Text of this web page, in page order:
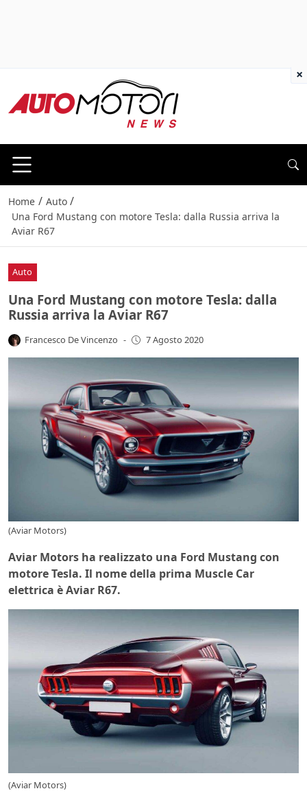
Home / Auto /
Una Ford Mustang con motore Tesla: dalla Russia arriva la
Aviar R67
Auto
Una Ford Mustang con motore Tesla: dalla
Russia arriva la Aviar R67
Francesco De Vincenzo - 7 Agosto 2020
(Aviar Motors)
Aviar Motors ha realizzato una Ford Mustang con
motore Tesla. Il nome della prima Muscle Car
elettrica è Aviar R67.
(Aviar Motors)
×